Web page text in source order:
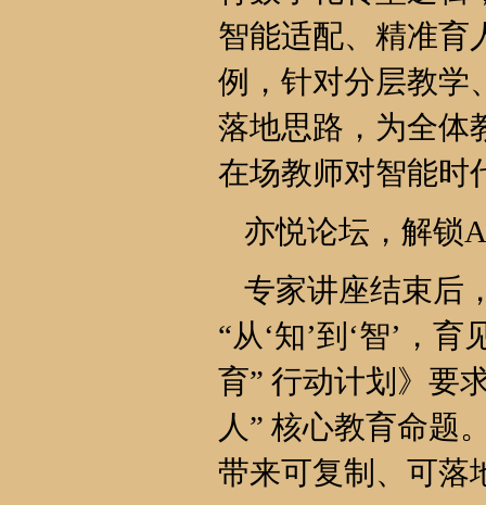
智能适配、精准育
例，针对分层教学
落地思路，为全体
在场教师对智能时
亦悦论坛，解锁
专家讲座结束后
“从‘知’到‘智’，
育” 行动计划》要
人” 核心教育命题
带来可复制、可落